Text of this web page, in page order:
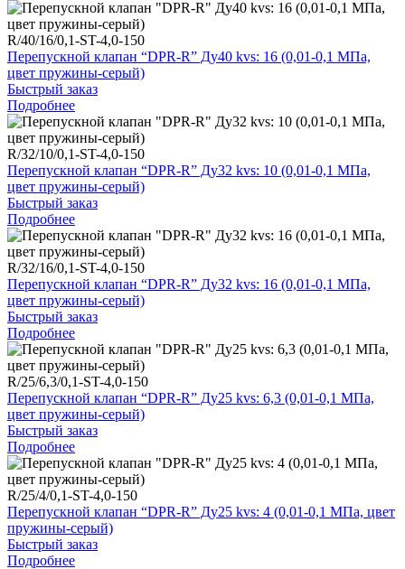
R/40/16/0,1-ST-4,0-150
Перепускной клапан “DPR-R” Ду40 kvs: 16 (0,01-0,1 МПа,
цвет пружины-серый)
Быстрый заказ
Подробнее
R/32/10/0,1-ST-4,0-150
Перепускной клапан “DPR-R” Ду32 kvs: 10 (0,01-0,1 МПа,
цвет пружины-серый)
Быстрый заказ
Подробнее
R/32/16/0,1-ST-4,0-150
Перепускной клапан “DPR-R” Ду32 kvs: 16 (0,01-0,1 МПа,
цвет пружины-серый)
Быстрый заказ
Подробнее
R/25/6,3/0,1-ST-4,0-150
Перепускной клапан “DPR-R” Ду25 kvs: 6,3 (0,01-0,1 МПа,
цвет пружины-серый)
Быстрый заказ
Подробнее
R/25/4/0,1-ST-4,0-150
Перепускной клапан “DPR-R” Ду25 kvs: 4 (0,01-0,1 МПа, цвет
пружины-серый)
Быстрый заказ
Подробнее